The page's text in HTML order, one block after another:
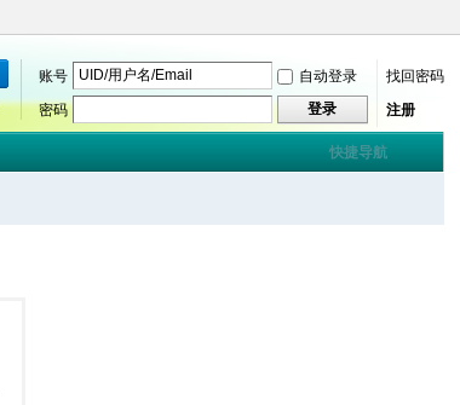
账号 自动登录
找回密码
密码
登录 注册
快捷导航